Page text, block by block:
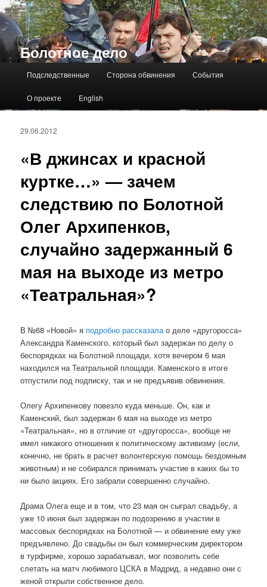
Болотное дело
Подследственные Сторона обвинения События
О проекте English
«В джинсах и красной
куртке…» — зачем
следствию по Болотной
Олег Архипенков,
случайно задержанный 6
мая на выходе из метро
«Театральная»?
29.06.2012
В №68 «Новой» я подробно рассказала о деле «другоросса»
Александра Каменского, который был задержан по делу о
беспорядках на Болотной площади, хотя вечером 6 мая
находился на Театральной площади. Каменского в итоге
отпустили под подписку, так и не предъявив обвинения.
Олегу Архипенкову повезло куда меньше. Он, как и
Каменский, был задержан 6 мая на выходе из метро
«Театральная», но в отличие от «другоросса», вообще не
имел никакого отношения к политическому активизму (если,
конечно, не брать в расчет волонтерскую помощь бездомным
животным) и не собирался принимать участие в каких бы то
ни было акциях. Его забрали совершенно случайно.
Драма Олега еще и в том, что 23 мая он сыграл свадьбу, а
уже 10 июня был задержан по подозрению в участии в
массовых беспорядках на Болотной — и обвинение ему уже
предъявлено. До свадьбы он был коммерческим директором
в турфирме, хорошо зарабатывал, мог позволить себе
слетать на матч любимого ЦСКА в Мадрид, а недавно они с
женой открыли собственное дело.